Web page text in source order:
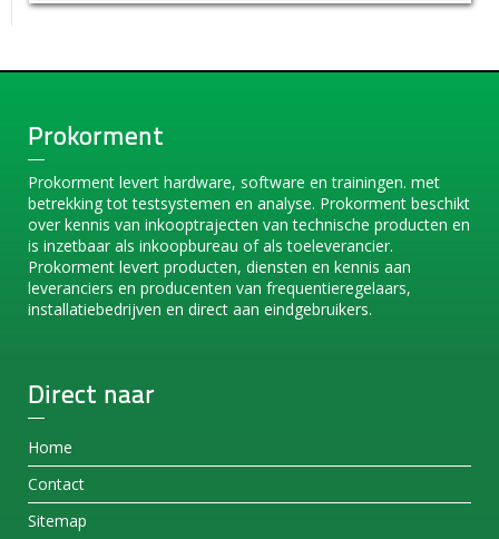
Prokorment
Prokorment levert hardware, software en trainingen. met
betrekking tot testsystemen en analyse. Prokorment beschikt
over kennis van inkooptrajecten van technische producten en
is inzetbaar als inkoopbureau of als toeleverancier.
Prokorment levert producten, diensten en kennis aan
leveranciers en producenten van frequentieregelaars,
installatiebedrijven en direct aan eindgebruikers.
Direct naar
Home
Contact
Sitemap